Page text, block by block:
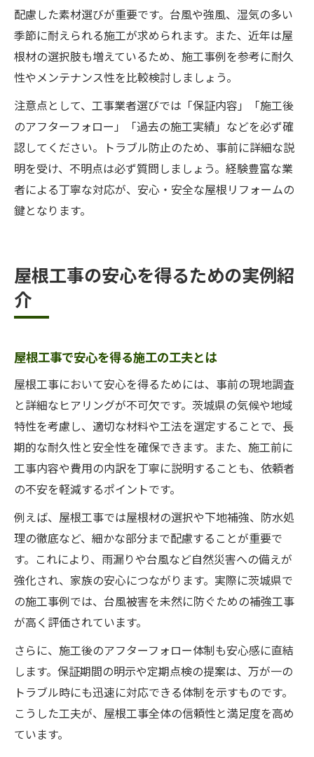
配慮した素材選びが重要です。台風や強風、湿気の多い
季節に耐えられる施工が求められます。また、近年は屋
根材の選択肢も増えているため、施工事例を参考に耐久
性やメンテナンス性を比較検討しましょう。
注意点として、工事業者選びでは「保証内容」「施工後
のアフターフォロー」「過去の施工実績」などを必ず確
認してください。トラブル防止のため、事前に詳細な説
明を受け、不明点は必ず質問しましょう。経験豊富な業
者による丁寧な対応が、安心・安全な屋根リフォームの
鍵となります。
屋根工事の安心を得るための実例紹
介
屋根工事で安心を得る施工の工夫とは
屋根工事において安心を得るためには、事前の現地調査
と詳細なヒアリングが不可欠です。茨城県の気候や地域
特性を考慮し、適切な材料や工法を選定することで、長
期的な耐久性と安全性を確保できます。また、施工前に
工事内容や費用の内訳を丁寧に説明することも、依頼者
の不安を軽減するポイントです。
例えば、屋根工事では屋根材の選択や下地補強、防水処
理の徹底など、細かな部分まで配慮することが重要で
す。これにより、雨漏りや台風など自然災害への備えが
強化され、家族の安心につながります。実際に茨城県で
の施工事例では、台風被害を未然に防ぐための補強工事
が高く評価されています。
さらに、施工後のアフターフォロー体制も安心感に直結
します。保証期間の明示や定期点検の提案は、万が一の
トラブル時にも迅速に対応できる体制を示すものです。
こうした工夫が、屋根工事全体の信頼性と満足度を高め
ています。